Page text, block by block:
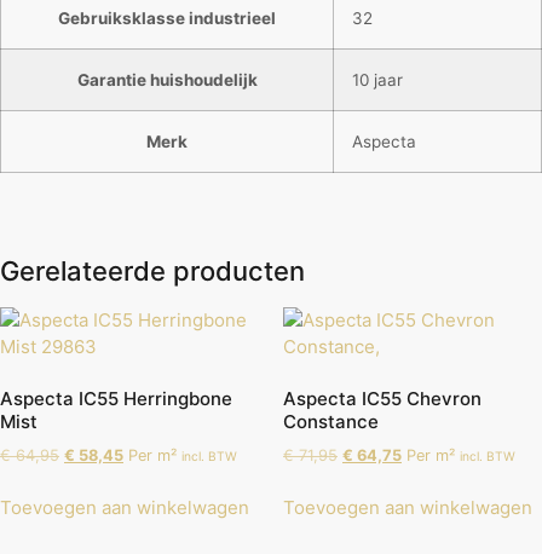
Gebruiksklasse industrieel 32
Garantie huishoudelijk 10 jaar
Merk Aspecta
Gerelateerde producten
Aspecta IC55 Herringbone
Mist
€64,95 € 58,45 Per m² incl. BTW
Toevoegen aan winkelwagen
Aspecta IC55 Chevron
Constance
€71,95 € 64,75 Per m² incl. BTW
Toevoegen aan winkelwagen